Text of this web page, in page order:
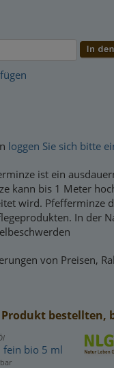
loggen Sie sich bitte
ist ein
kann bis 1 Meter
wird. Pfefferminze
In der
von Preisen,
Produkt bestellten,
fein bio 5 ml